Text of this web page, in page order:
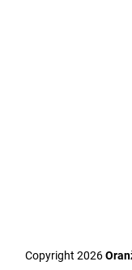
Copyright 2026